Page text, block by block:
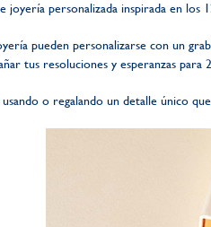
joyería personalizada inspirada en los
pueden personalizarse con un
tus resoluciones y esperanzas
o regalando un detalle único